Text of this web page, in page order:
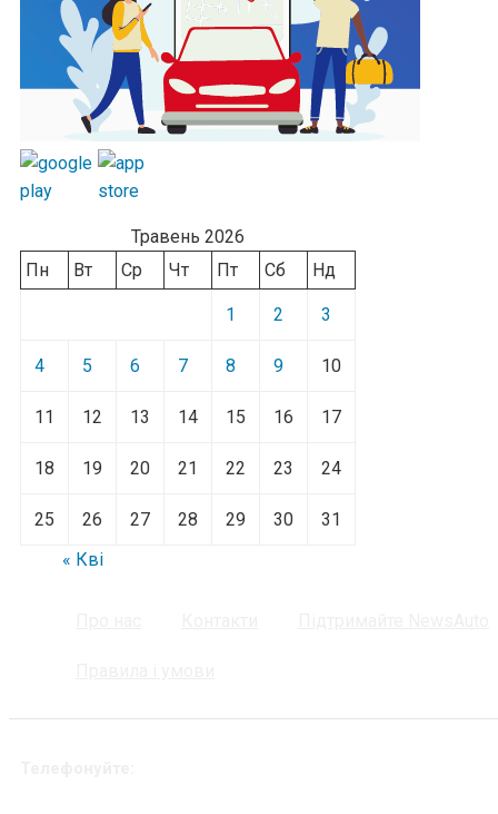
Травень 2026
Пн
Вт Ср Чт Пт Сб Нд
1 2 3
4 5 6 7 8 9 10
11 12 13 14 15 16 17
18 19 20 21 22 23 24
25 26 27 28 29 30
31
« Кві